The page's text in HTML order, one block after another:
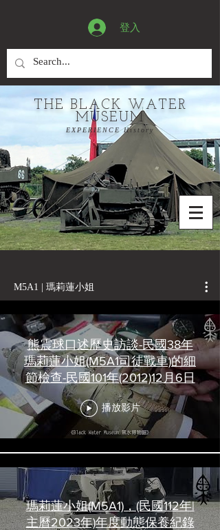
登入
THE BLACK WATER
MUSEUM
EXPERIENCE History
M5A1 | 瑪莉蓮小姐
熊震球口述歷史訪談-民國38年
瑪莉蓮小姐(M5A1司徒戰車)的細
節檢查-民國101年(2012)12月6日
播放影片
瑪莉蓮小姐(M5A1)，(民國112年|
主曆2023年)年度動態保養紀錄